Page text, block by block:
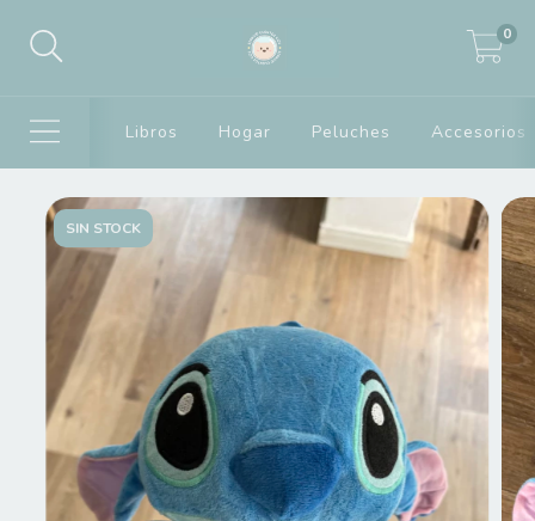
0
Libros Hogar Peluches Accesorios
SIN STOCK